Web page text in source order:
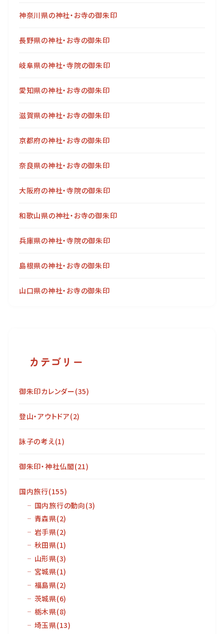
神奈川県の神社・お寺の御朱印
長野県の神社・お寺の御朱印
岐阜県の神社・寺院の御朱印
愛知県の神社・お寺の御朱印
滋賀県の神社・お寺の御朱印
京都府の神社・お寺の御朱印
奈良県の神社・お寺の御朱印
大阪府の神社・寺院の御朱印
和歌山県の神社・お寺の御朱印
兵庫県の神社・寺院の御朱印
島根県の神社・お寺の御朱印
山口県の神社・お寺の御朱印
カテゴリー
御朱印カレンダー(35)
登山・アウトドア(2)
詠子の考え(1)
御朱印・神社仏閣(21)
国内旅行(155)
国内旅行の動向(3)
青森県(2)
岩手県(2)
秋田県(1)
山形県(3)
宮城県(1)
福島県(2)
茨城県(6)
栃木県(8)
埼玉県(13)